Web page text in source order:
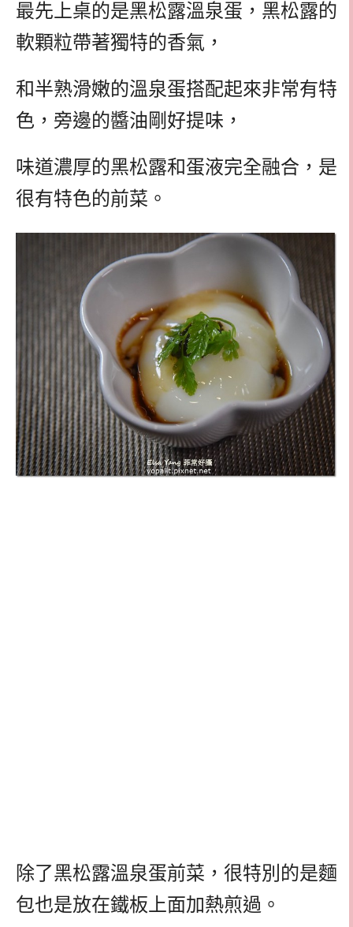
最先上桌的是黑松露溫泉蛋，黑松露的
軟顆粒帶著獨特的香氣，
和半熟滑嫩的溫泉蛋搭配起來非常有特
色，旁邊的醬油剛好提味，
味道濃厚的黑松露和蛋液完全融合，是
很有特色的前菜。
除了黑松露溫泉蛋前菜，很特別的是麵
包也是放在鐵板上面加熱煎過。